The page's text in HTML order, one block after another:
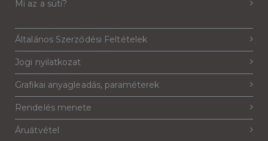
Mi az a süti?
Általános Szerződési Feltételek
Jogi nyilatkozat
Grafikai anyagleadás, paraméterek
Rendelés menete
Áruátvétel